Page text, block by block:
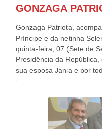
Gonzaga Patriota,
Príncipe e da netinha
quinta-feira, 07 (Sete de
Presidência da
sua esposa Janja e por
estavam presentes, nos
outros desfiles, na
o deste ano, o maior e o
quatro décadas, como